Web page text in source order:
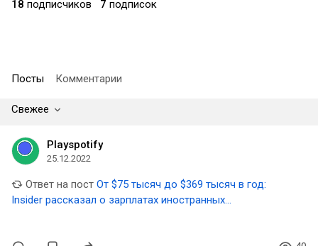
18 подписчиков 7 подписок
Посты Комментарии
Свежее
Playspotify
25.12.2022
Ответ на пост От $75 тысяч до $369 тысяч в год:
Insider рассказал о зарплатах иностранных